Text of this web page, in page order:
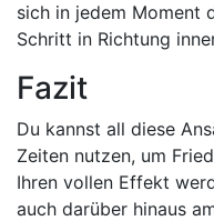
sich in jedem Moment
Schritt in Richtung
Fazit
Du kannst all diese
Zeiten nutzen, um
Ihren vollen Effekt
auch darüber hinaus